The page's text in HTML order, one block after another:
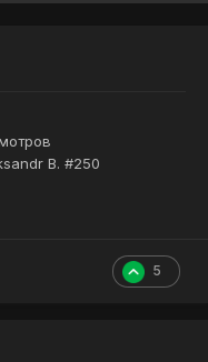
B. #250
5